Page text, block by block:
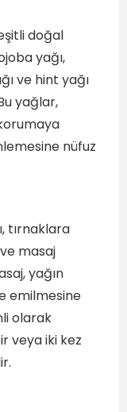
doğal
yağı,
ve hint yağı
yağlar,
nüfuz
tırnaklara
masaj
yağın
emilmesine
olarak
veya iki kez